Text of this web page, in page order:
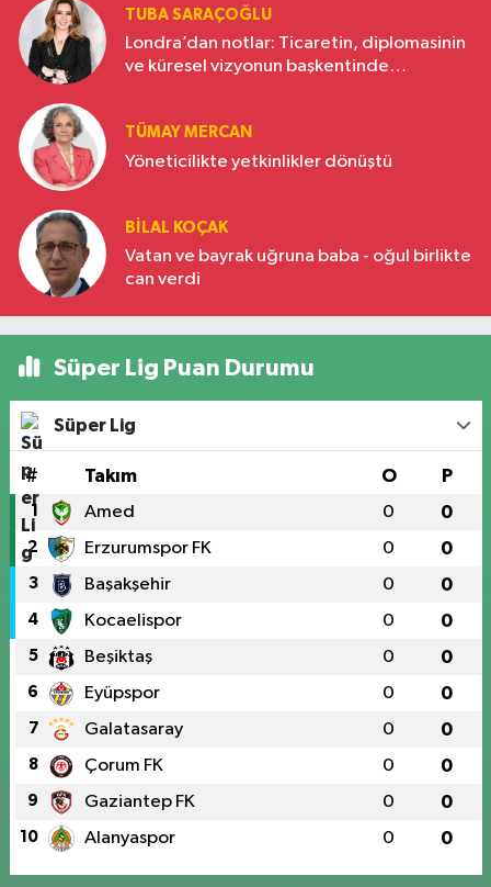
TUBA SARAÇOĞLU
Londra’dan notlar: Ticaretin, diplomasinin
ve küresel vizyonun başkentinde
TÜMAY MERCAN
Yöneticilikte yetkinlikler dönüştü
BILAL KOÇAK
Vatan ve bayrak uğruna baba - oğul birlikte
can verdi
Süper Lig Puan Durumu
Süper Lig
# Takım O P
1 Amed 0 0
2 Erzurumspor FK 0 0
3 Başakşehir 0 0
4 Kocaelispor 0 0
5 Beşiktaş 0 0
6 Eyüpspor 0 0
7 Galatasaray 0 0
8 Çorum FK 0 0
9 Gaziantep FK 0 0
10 Alanyaspor 0 0